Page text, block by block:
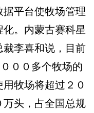
平台使牧场管理
。内蒙古赛科星
李喜和说，目前
００多个牧场的
牧场将超过２０
头，占全国总规